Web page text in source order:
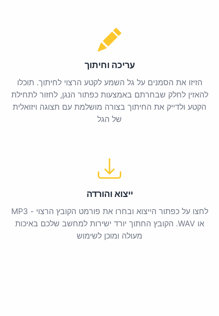
עריכה וחיתוך
הזיזו את הסמנים על גל השמע לקטע הרצוי לחיתוך. תוכלו
להאזין לחלק שבחרתם באמצעות כפתור הנגן, לחזור לתחילת
הקטע ולדייק את החיתוך בצורה מושלמת עם תצוגה ויזואלית
של הגל
ייצוא והורדה
לחצו על כפתור הייצוא ובחרו את פורמט הקובץ הרצוי - MP3
או WAV. הקובץ החתוך יורד ישירות למחשב שלכם באיכות
מעולה ומוכן לשימוש